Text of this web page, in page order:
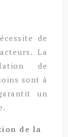
de
La
de
sont à
un
de la